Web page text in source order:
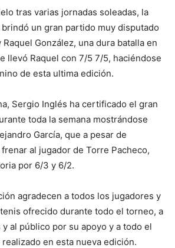
tras varias jornadas soleadas, la
un gran partido muy disputado
González, una dura batalla en
llevó Raquel con 7/5 7/5, haciéndose
de esta ultima edición.
Sergio Inglés ha certificado el gran
toda la semana mostrándose
García, que a pesar de
al jugador de Torre Pacheco,
por 6/3 y 6/2.
agradecen a todos los jugadores y
ofrecido durante todo el torneo, a
al público por su apoyo y a todo el
en esta nueva edición.